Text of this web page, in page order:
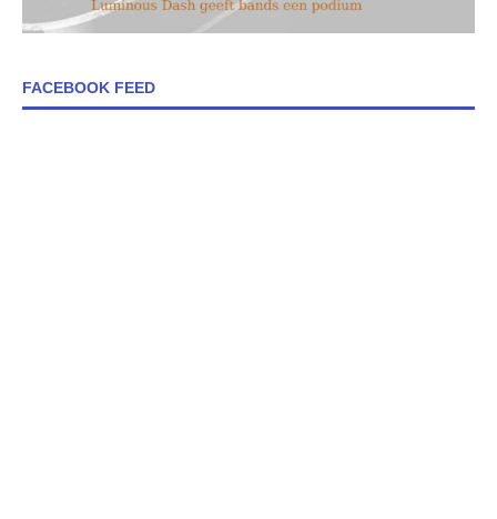
FACEBOOK FEED